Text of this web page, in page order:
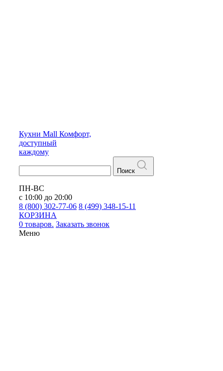
Кухни Mall Комфорт,
доступный
каждому
Поиск
ПН-ВС
с 10:00 до 20:00
8 (800) 302-77-06 8 (499) 348-15-11
КОРЗИНА
0 товаров. Заказать звонок
Меню